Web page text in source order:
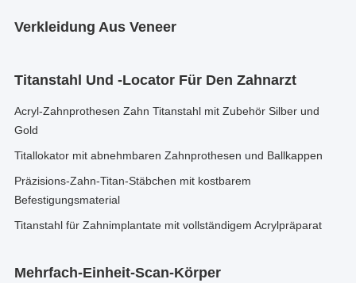
Verkleidung Aus Veneer
Titanstahl Und -locator Für Den Zahnarzt
Acryl-Zahnprothesen Zahn Titanstahl mit Zubehör Silber und
Gold
Titallokator mit abnehmbaren Zahnprothesen und Ballkappen
Präzisions-Zahn-Titan-Stäbchen mit kostbarem
Befestigungsmaterial
Titanstahl für Zahnimplantate mit vollständigem Acrylpräparat
Mehrfach-Einheit-Scan-Körper